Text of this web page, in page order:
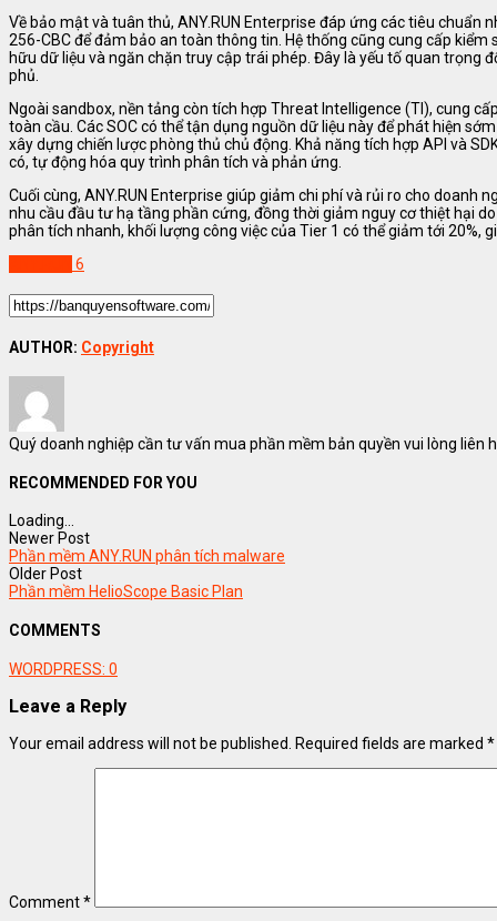
Về bảo mật và tuân thủ, ANY.RUN Enterprise đáp ứng các tiêu chuẩn
256-CBC để đảm bảo an toàn thông tin. Hệ thống cũng cung cấp
hữu dữ liệu và ngăn chặn truy cập trái phép. Đây là yếu tố quan trọng
phủ.
Ngoài sandbox, nền tảng còn tích hợp Threat Intelligence (TI), cung
toàn cầu. Các SOC có thể tận dụng nguồn dữ liệu này để phát hiện
xây dựng chiến lược phòng thủ chủ động. Khả năng tích hợp API và
có, tự động hóa quy trình phân tích và phản ứng.
Cuối cùng, ANY.RUN Enterprise giúp giảm chi phí và rủi ro cho doanh
nhu cầu đầu tư hạ tầng phần cứng, đồng thời giảm nguy cơ thiệt hại
phân tích nhanh, khối lượng công việc của Tier 1 có thể giảm tới 20%,
6
AUTHOR: Copyright
Quý doanh nghiệp cần tư vấn mua phần mềm bản quyền vui lòng liên
RECOMMENDED FOR YOU
Loading...
Newer Post
Phần mềm ANY.RUN phân tích malware
Older Post
Phần mềm HelioScope Basic Plan
COMMENTS
WORDPRESS: 0
Leave a Reply
Your email address will not be published. Required fields are marked *
Comment*